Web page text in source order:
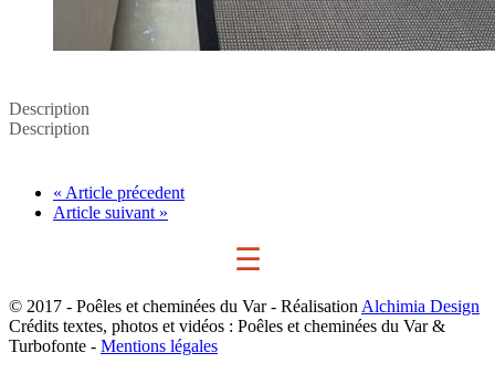
Description
Description
« Article précedent
Article suivant »
☰
© 2017 - Poêles et cheminées du Var - Réalisation Alchimia Design
Crédits textes, photos et vidéos : Poêles et cheminées du Var &
Turbofonte - Mentions légales